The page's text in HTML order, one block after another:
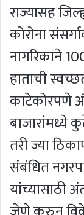
राज्यासह
कोरोना
नागरिकाने
हाताची
काटेकोरपणे
बाजारांमध्ये
तरी ज्या
संबंधित
यांच्यासाठी